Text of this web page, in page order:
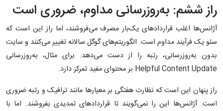
راز ششم: به‌روزرسانی مداوم، ضروری است
آژانس‌ها اغلب قراردادهای یک‌بار مصرف می‌فروشند، اما راز این است که
سئو یک فرآیند مداوم است. الگوریتم‌های گوگل سالانه تغییر می‌کنند و سایت
بدون به‌روزرسانی، رتبه را از دست می‌دهد. برای مثال، به‌روزرسانی
Helpful Content Update بر محتوای مفید تمرکز دارد.
راز پنهان این است که نظارت هفتگی بر معیارها مانند ترافیک و رتبه ضروری
است. آژانس‌ها این را نمی‌گویند تا قراردادهای تمدیدی بفروشند. اما با